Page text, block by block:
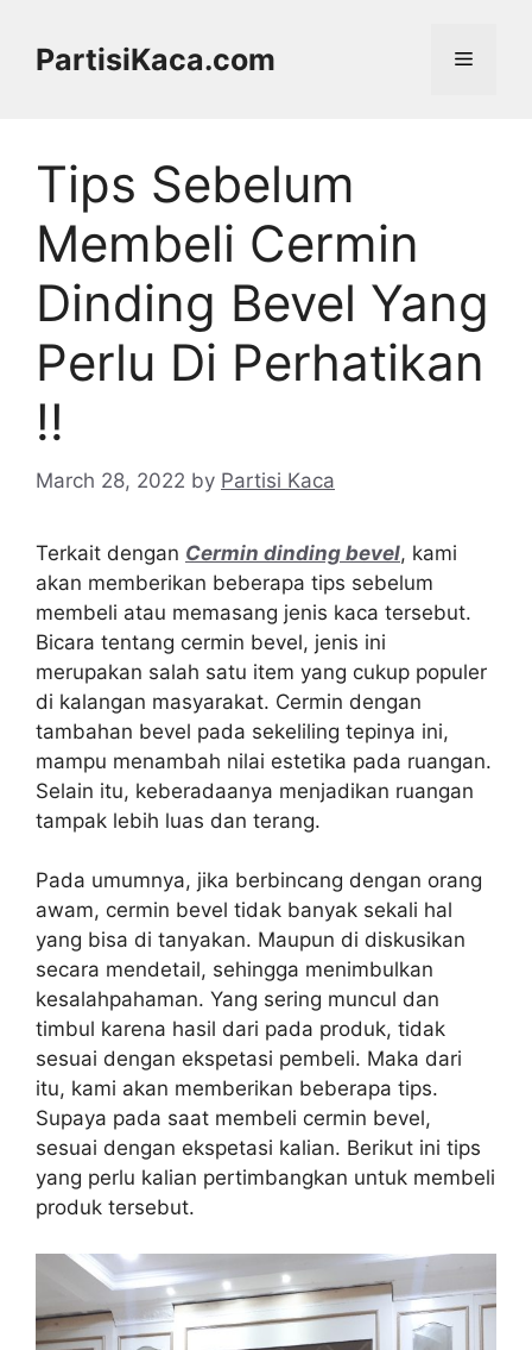
contentPartisiKaca.com Menu
Tips Sebelum
Membeli Cermin
Dinding Bevel Yang
Perlu Di Perhatikan
!!
March 28, 2022 by Partisi Kaca
Terkait dengan Cermin dinding bevel, kami
akan memberikan beberapa tips sebelum
membeli atau memasang jenis kaca tersebut.
Bicara tentang cermin bevel, jenis ini
merupakan salah satu item yang cukup populer
di kalangan masyarakat. Cermin dengan
tambahan bevel pada sekeliling tepinya ini,
mampu menambah nilai estetika pada ruangan.
Selain itu, keberadaanya menjadikan ruangan
tampak lebih luas dan terang.
Pada umumnya, jika berbincang dengan orang
awam, cermin bevel tidak banyak sekali hal
yang bisa di tanyakan. Maupun di diskusikan
secara mendetail, sehingga menimbulkan
kesalahpahaman. Yang sering muncul dan
timbul karena hasil dari pada produk, tidak
sesuai dengan ekspetasi pembeli. Maka dari
itu, kami akan memberikan beberapa tips.
Supaya pada saat membeli cermin bevel,
sesuai dengan ekspetasi kalian. Berikut ini tips
yang perlu kalian pertimbangkan untuk membeli
produk tersebut.